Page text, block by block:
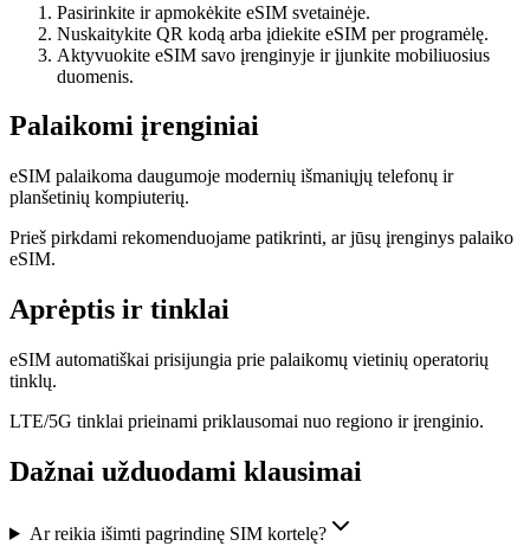
Pasirinkite ir apmokėkite eSIM svetainėje.
Nuskaitykite QR kodą arba įdiekite eSIM per programėlę.
Aktyvuokite eSIM savo įrenginyje ir įjunkite mobiliuosius
duomenis.
Palaikomi įrenginiai
eSIM palaikoma daugumoje modernių išmaniųjų telefonų ir
planšetinių kompiuterių.
Prieš pirkdami rekomenduojame patikrinti, ar jūsų įrenginys palaiko
eSIM.
Aprėptis ir tinklai
eSIM automatiškai prisijungia prie palaikomų vietinių operatorių
tinklų.
LTE/5G tinklai prieinami priklausomai nuo regiono ir įrenginio.
Dažnai užduodami klausimai
Ar reikia išimti pagrindinę SIM kortelę?